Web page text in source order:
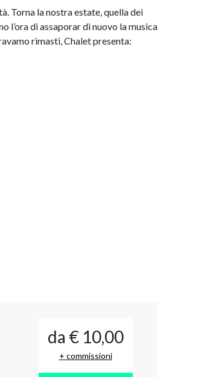
Torna la nostra estate, quella dei
l’ora di assaporar di nuovo la musica
rimasti, Chalet presenta:
da € 10,00
+ commissioni